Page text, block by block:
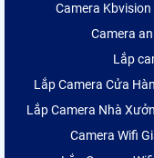
Camera
Camera
Lắp
Lắp Camera Cửa
Lắp Camera Nhà
Camera Wifi